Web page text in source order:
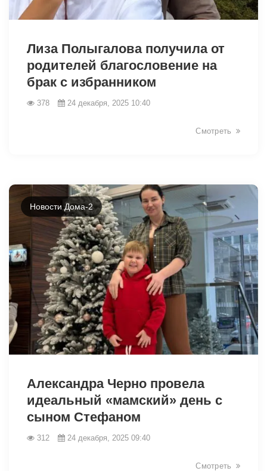
Лиза Полыгалова получила от
родителей благословение на
брак с избранником
378 24 декабря, 2025 10:40
Смотреть
Новости Дома-2
Александра Черно провела
идеальный «мамский» день с
сыном Стефаном
312 24 декабря, 2025 09:40
Смотреть